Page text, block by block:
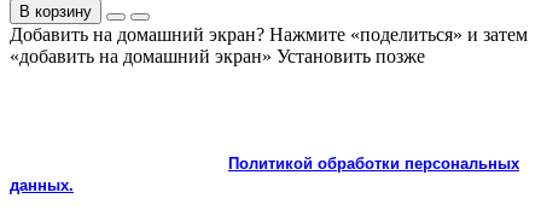
В корзину
Добавить на домашний экран? Нажмите «поделиться» и затем
«добавить на домашний экран» Установить позже
Политикой обработки персональных
данных.